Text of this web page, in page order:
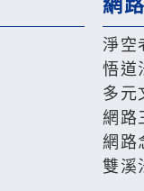
網
淨空
悟道
多元
網路
網路
雙溪